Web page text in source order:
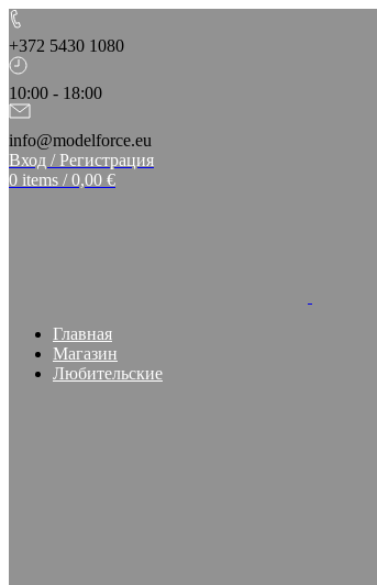
+372 5430 1080
10:00 - 18:00
info@modelforce.eu
Вход / Регистрация
0 items / 0,00 €
Главная
Магазин
Любительские